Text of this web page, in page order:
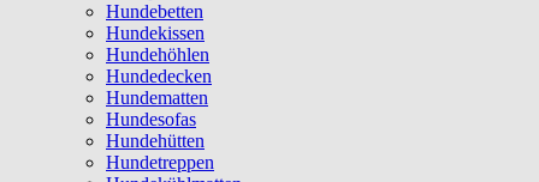
Hundebetten
Hundekissen
Hundehöhlen
Hundedecken
Hundematten
Hundesofas
Hundehütten
Hundetreppen